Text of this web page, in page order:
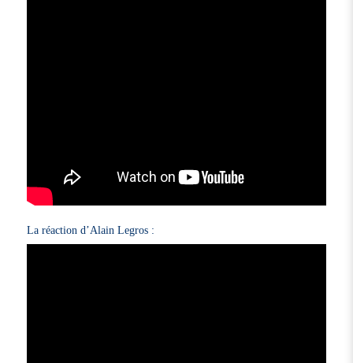
La réaction d’Alain Legros :